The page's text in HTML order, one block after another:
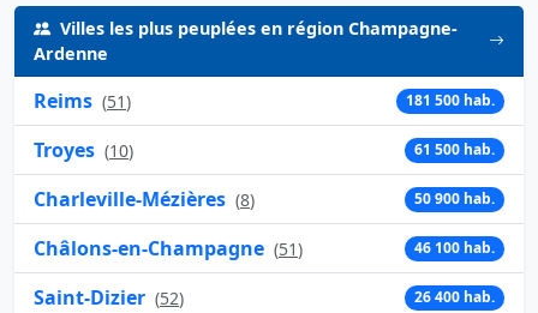
Villes les plus peuplées en région Champagne-
Ardenne
Reims (51) 181 500 hab.
Troyes (10) 61 500 hab.
Charleville-Mézières (8) 50 900 hab.
Châlons-en-Champagne (51) 46 100 hab.
Saint-Dizier (52) 26 400 hab.